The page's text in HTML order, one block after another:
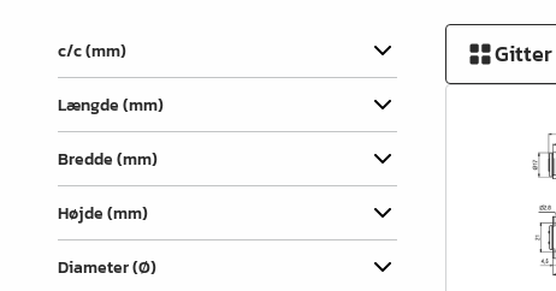
Udtræk & skuffedele
Hængsler & lågebeslag
Ben, fødder & understel
Hjul
Filt, glidesøm & anslag
c/c (mm)
Længde (mm)
Bredde (mm)
Højde (mm)
Diameter (Ø)
Gitter